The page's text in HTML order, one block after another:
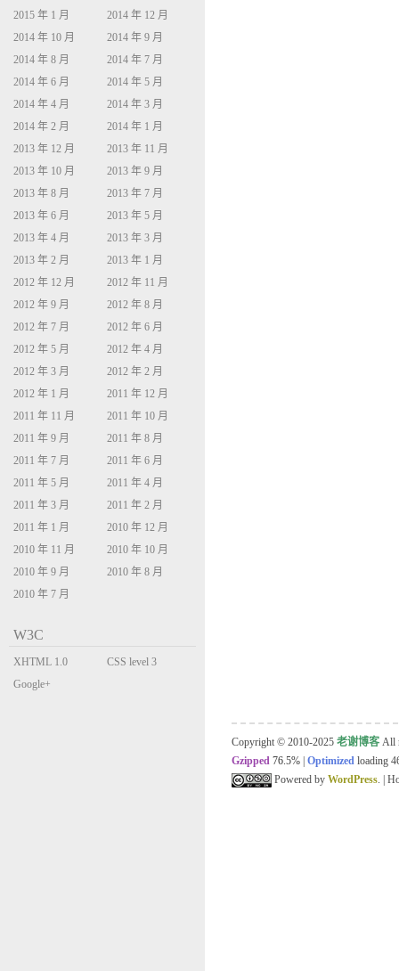
2015 年 1 月
2014 年 12 月
2014 年 10 月
2014 年 9 月
2014 年 8 月
2014 年 7 月
2014 年 6 月
2014 年 5 月
2014 年 4 月
2014 年 3 月
2014 年 2 月
2014 年 1 月
2013 年 12 月
2013 年 11 月
2013 年 10 月
2013 年 9 月
2013 年 8 月
2013 年 7 月
2013 年 6 月
2013 年 5 月
2013 年 4 月
2013 年 3 月
2013 年 2 月
2013 年 1 月
2012 年 12 月
2012 年 11 月
2012 年 9 月
2012 年 8 月
2012 年 7 月
2012 年 6 月
2012 年 5 月
2012 年 4 月
2012 年 3 月
2012 年 2 月
2012 年 1 月
2011 年 12 月
2011 年 11 月
2011 年 10 月
2011 年 9 月
2011 年 8 月
2011 年 7 月
2011 年 6 月
2011 年 5 月
2011 年 4 月
2011 年 3 月
2011 年 2 月
2011 年 1 月
2010 年 12 月
2010 年 11 月
2010 年 10 月
2010 年 9 月
2010 年 8 月
2010 年 7 月
W3C
XHTML 1.0
Transitional
CSS level 3
Google+
Copyright © 2010-2025 老谢博客 All
Gzipped 76.5% Optimized loading
Powered by WordPress. |